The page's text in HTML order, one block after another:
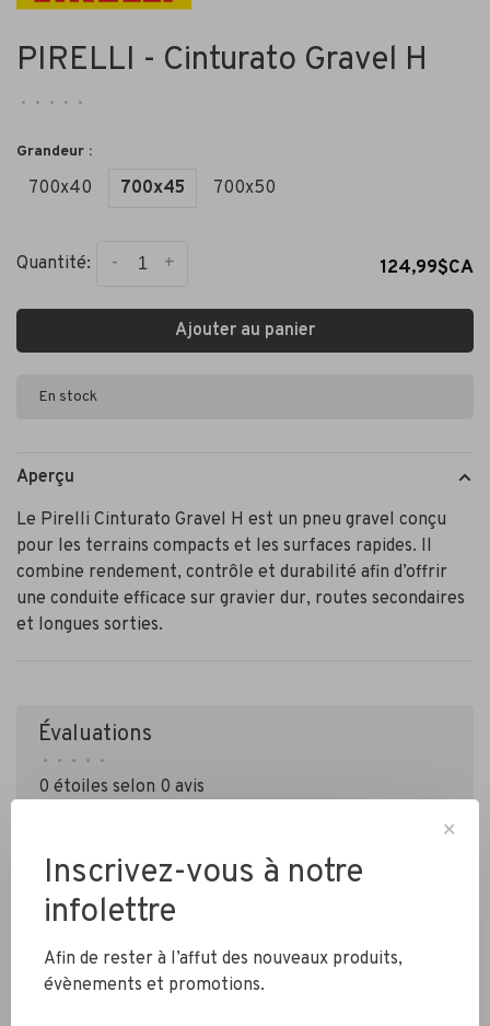
PIRELLI - Cinturato Gravel H
• • • • •
Grandeur :
700x40 700x45 700x50
Quantité: +
- 124,99$CA
Ajouter au panier
En stock
Aperçu
Le Pirelli Cinturato Gravel H est un pneu gravel conçu
pour les terrains compacts et les surfaces rapides. Il
combine rendement, contrôle et durabilité afin d’offrir
une conduite efficace sur gravier dur, routes secondaires
et longues sorties.
Évaluations
• • • • •
0 étoiles selon 0 avis
✕
Inscrivez-vous à notre
infolettre
Afin de rester à l’affut des nouveaux produits,
évènements et promotions.